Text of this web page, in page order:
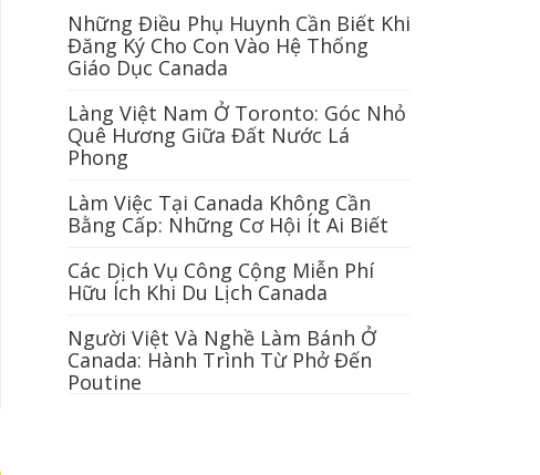
Những Điều Phụ Huynh Cần Biết Khi
Đăng Ký Cho Con Vào Hệ Thống
Giáo Dục Canada
Làng Việt Nam Ở Toronto: Góc Nhỏ
Quê Hương Giữa Đất Nước Lá
Phong
Làm Việc Tại Canada Không Cần
Bằng Cấp: Những Cơ Hội Ít Ai Biết
Các Dịch Vụ Công Cộng Miễn Phí
Hữu Ích Khi Du Lịch Canada
Người Việt Và Nghề Làm Bánh Ở
Canada: Hành Trình Từ Phở Đến
Poutine